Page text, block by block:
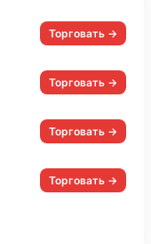
Торговать →
Торговать →
Торговать →
Торговать →